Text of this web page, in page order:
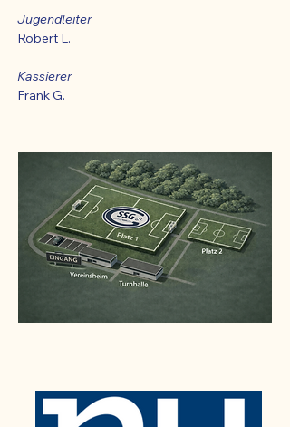
Jugendleiter
Robert L.
Kassierer
Frank G.